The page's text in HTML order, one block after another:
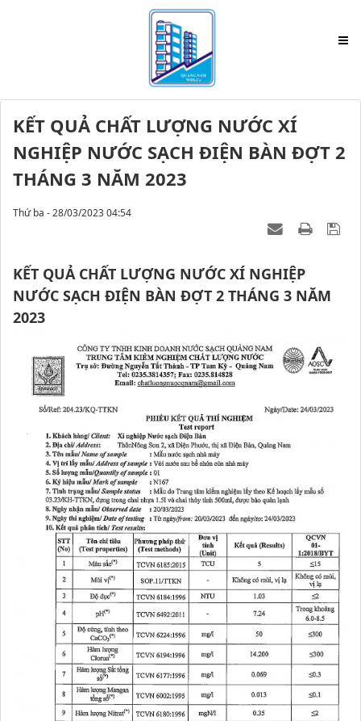
KẾT QUẢ CHẤT LƯỢNG NƯỚC XÍ
NGHIỆP NƯỚC SẠCH ĐIỆN BÀN ĐỢT 2
THÁNG 3 NĂM 2023
Thứ ba - 28/03/2023 04:54
KẾT QUẢ CHẤT LƯỢNG NƯỚC XÍ NGHIỆP
NƯỚC SẠCH ĐIỆN BÀN ĐỢT 2 THÁNG 3 NĂM
2023